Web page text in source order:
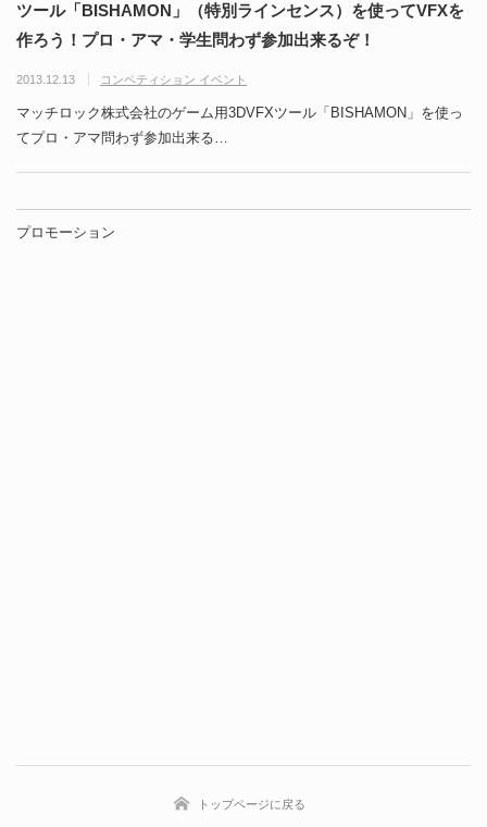
ツール「BISHAMON」（特別ラインセンス）を使ってVFXを
作ろう！プロ・アマ・学生問わず参加出来るぞ！
2013.12.13 コンペティション イベント
マッチロック株式会社のゲーム用3DVFXツール「BISHAMON」を使っ
てプロ・アマ問わず参加出来る…
プロモーション
トップページに戻る